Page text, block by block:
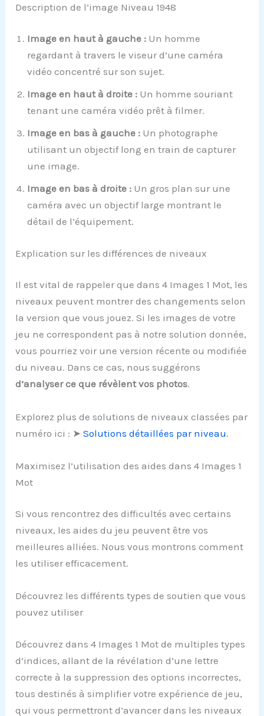
Description de l’image Niveau 1948
Image en haut à gauche : Un homme
regardant à travers le viseur d’une caméra
vidéo concentré sur son sujet.
Image en haut à droite : Un homme souriant
tenant une caméra vidéo prêt à filmer.
Image en bas à gauche : Un photographe
utilisant un objectif long en train de capturer
une image.
Image en bas à droite : Un gros plan sur une
caméra avec un objectif large montrant le
détail de l’équipement.
Explication sur les différences de niveaux
Il est vital de rappeler que dans 4 Images 1 Mot, les
niveaux peuvent montrer des changements selon
la version que vous jouez. Si les images de votre
jeu ne correspondent pas à notre solution donnée,
vous pourriez voir une version récente ou modifiée
du niveau. Dans ce cas, nous suggérons
d’analyser ce que révèlent vos photos.
Explorez plus de solutions de niveaux classées par
numéro ici : ➤Solutions détaillées par niveau.
Maximisez l’utilisation des aides dans 4 Images 1
Mot
Si vous rencontrez des difficultés avec certains
niveaux, les aides du jeu peuvent être vos
meilleures alliées. Nous vous montrons comment
les utiliser efficacement.
Découvrez les différents types de soutien que vous
pouvez utiliser
Découvrez dans 4 Images 1 Mot de multiples types
d’indices, allant de la révélation d’une lettre
correcte à la suppression des options incorrectes,
tous destinés à simplifier votre expérience de jeu,
qui vous permettront d’avancer dans les niveaux